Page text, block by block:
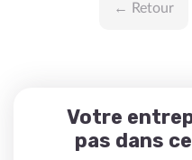
← Retour
Votre
pas dans